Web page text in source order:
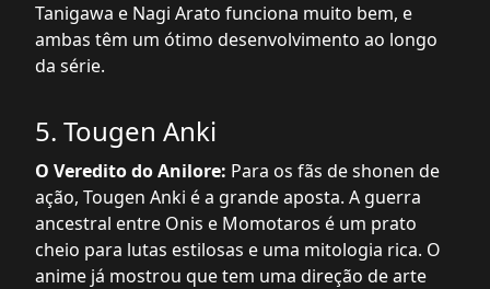
Tanigawa e Nagi Arato funciona muito bem, e
ambas têm um ótimo desenvolvimento ao longo
da série.
5. Tougen Anki
O Veredito do Anilore: Para os fãs de shonen de
ação, Tougen Anki é a grande aposta. A guerra
ancestral entre Onis e Momotaros é um prato
cheio para lutas estilosas e uma mitologia rica. O
anime já mostrou que tem uma direção de arte